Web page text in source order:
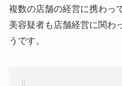
複数の店舗の経営に携わっ
美容疑者も店舗経営に関わ
うです。